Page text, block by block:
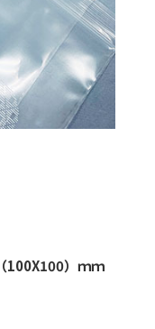
）ｍｍ